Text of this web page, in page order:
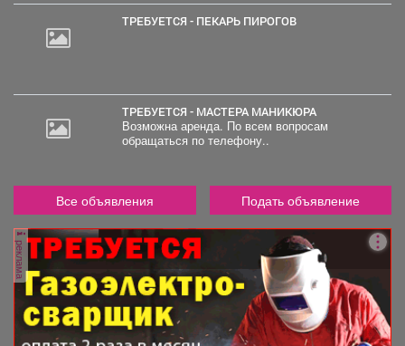
ТРЕБУЕТСЯ - ПЕКАРЬ ПИРОГОВ
ТРЕБУЕТСЯ - МАСТЕРА МАНИКЮРА
Возможна аренда. По всем вопросам
обращаться по телефону..
Все объявления Подать объявление
реклама